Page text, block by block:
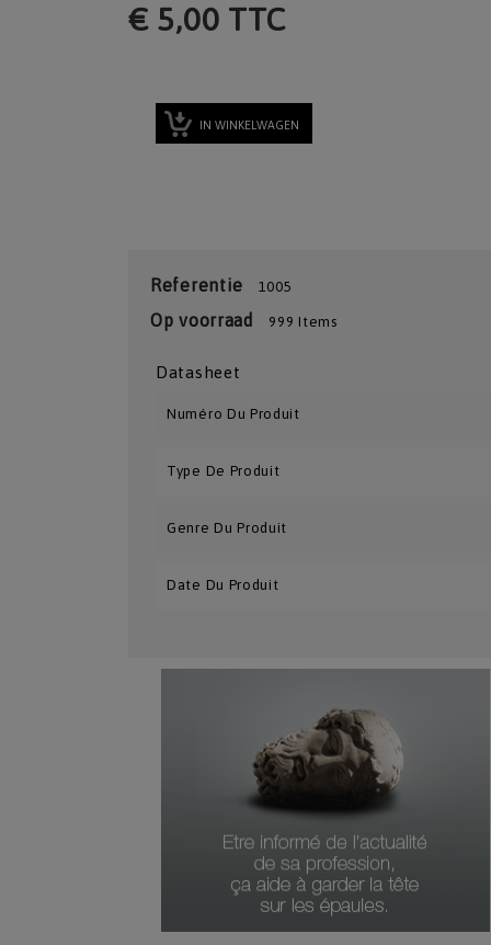
€ 5,00 TTC
IN WINKELWAGEN
Referentie 1005
Op voorraad 999 Items
Datasheet
Numéro Du Produit
Type De Produit
Genre Du Produit
Date Du Produit